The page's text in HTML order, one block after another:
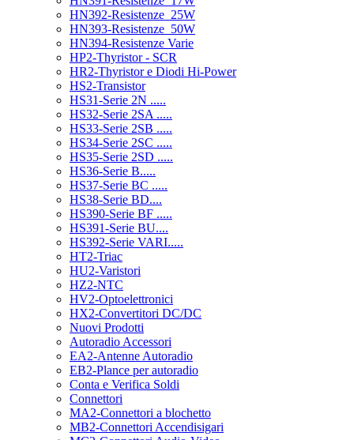
HN392-Resistenze_25W
HN393-Resistenze_50W
HN394-Resistenze Varie
HP2-Thyristor - SCR
HR2-Thyristor e Diodi Hi-Power
HS2-Transistor
HS31-Serie 2N .....
HS32-Serie 2SA .....
HS33-Serie 2SB .....
HS34-Serie 2SC .....
HS35-Serie 2SD .....
HS36-Serie B.....
HS37-Serie BC .....
HS38-Serie BD....
HS390-Serie BF .....
HS391-Serie BU....
HS392-Serie VARI.....
HT2-Triac
HU2-Varistori
HZ2-NTC
HV2-Optoelettronici
HX2-Convertitori DC/DC
Nuovi Prodotti
Autoradio Accessori
EA2-Antenne Autoradio
EB2-Plance per autoradio
Conta e Verifica Soldi
Connettori
MA2-Connettori a blochetto
MB2-Connettori Accendisigari